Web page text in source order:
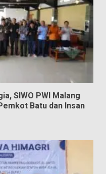
SIWO PWI Malang
Batu dan Insan